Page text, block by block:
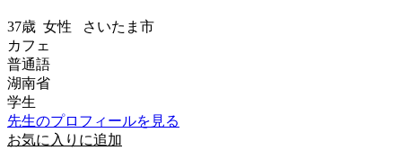
37歳 女性 さいたま市
カフェ
普通語
湖南省
学生
先生のプロフィールを見る
お気に入りに追加